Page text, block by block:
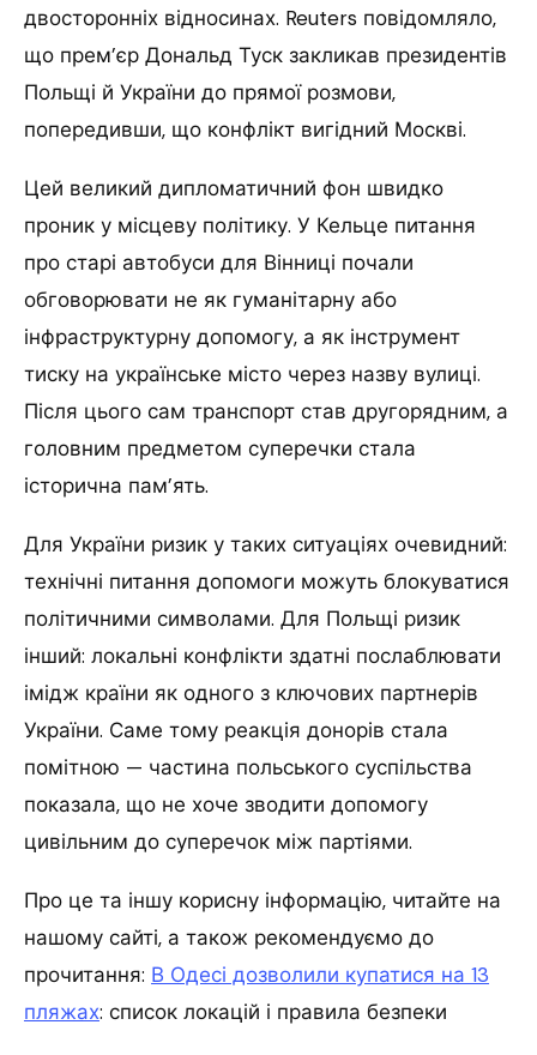
двосторонніх відносинах. Reuters повідомляло,
що прем’єр Дональд Туск закликав президентів
Польщі й України до прямої розмови,
попередивши, що конфлікт вигідний Москві.
Цей великий дипломатичний фон швидко
проник у місцеву політику. У Кельце питання
про старі автобуси для Вінниці почали
обговорювати не як гуманітарну або
інфраструктурну допомогу, а як інструмент
тиску на українське місто через назву вулиці.
Після цього сам транспорт став другорядним, а
головним предметом суперечки стала
історична пам’ять.
Для України ризик у таких ситуаціях очевидний:
технічні питання допомоги можуть блокуватися
політичними символами. Для Польщі ризик
інший: локальні конфлікти здатні послаблювати
імідж країни як одного з ключових партнерів
України. Саме тому реакція донорів стала
помітною — частина польського суспільства
показала, що не хоче зводити допомогу
цивільним до суперечок між партіями.
Про це та іншу корисну інформацію, читайте на
нашому сайті, а також рекомендуємо до
прочитання: В Одесі дозволили купатися на 13
пляжах: список локацій і правила безпеки